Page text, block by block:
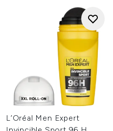
L’Oréal Men Expert